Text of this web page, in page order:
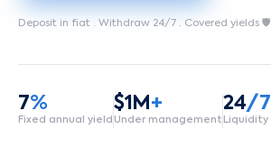
Deposit in fiat · Withdraw 24/7 · Covered yields 🛡️
7%
Fixed annual yield
$1M +
Under management
24/7
Liquidity